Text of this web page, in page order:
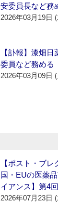
安委員長など務
2026年03月19日
【訃報】漆畑
委員など務める
2026年03月09日
【ポスト・ブ
国・EUの医薬
イアンス】第4
2026年07月23日